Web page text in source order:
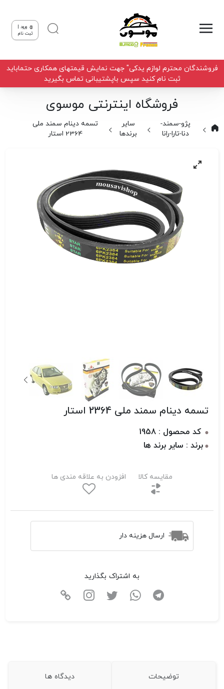
ورود |
ثبت نام
فروشندگان محترم لوازم یدکی" جهت نمایش قیمتهای همکاری حتماباید
ثبت نام کنید سپس باپشتیبانی تماس بگیرید
فروشگاه اینترنتی موسوی
پژو-سمند-
دنا-تارا-رانا
سایر
برندها
تسمه دینام سمند ملی
2364 استار
تسمه دینام سمند ملی 2364 استار
کد محصول : 1958
برند : سایر برند ها
مقایسه کالا افزودن به علاقه مندی ها
ارسال هزینه دار
به اشتراک بگذارید
توضیحات دیدگاه ها